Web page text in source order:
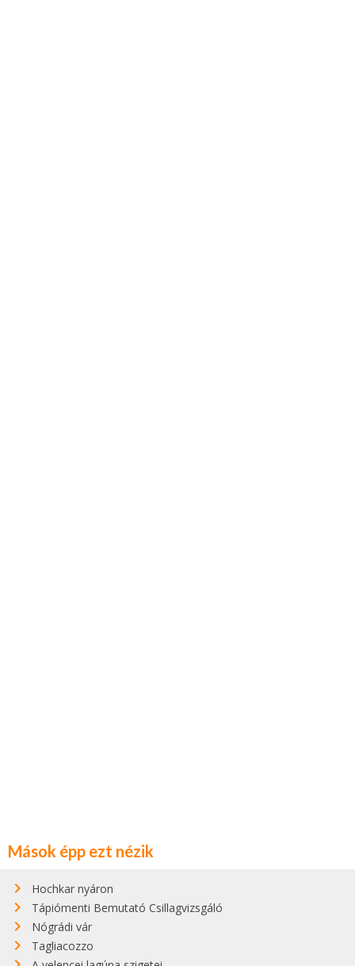
Mások épp ezt nézik
Hochkar nyáron
Tápiómenti Bemutató Csillagvizsgáló
Nógrádi vár
Tagliacozzo